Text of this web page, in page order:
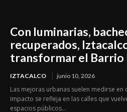
Con luminarias,
recuperados,
transformar el Barrio
IZTACALCO junio 10, 2026
Las mejoras urbanas suelen medirse
impacto se refleja en las calles que
espacios públicos...